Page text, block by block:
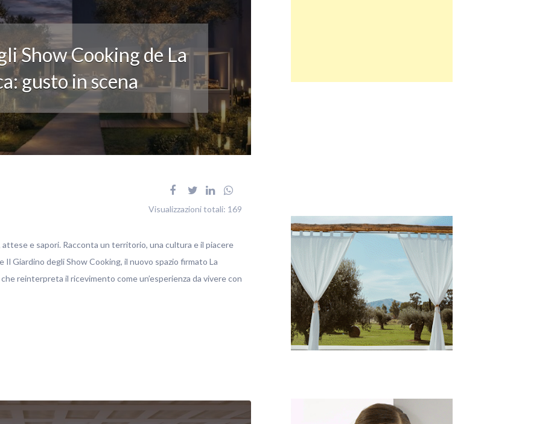
Show Cooking de La
gusto in scena
Visualizzazioni totali: 169
e sapori. Racconta un territorio, una cultura e il piacere
Giardino degli Show Cooking, il nuovo spazio firmato La
reinterpreta il ricevimento come un’esperienza da vivere con